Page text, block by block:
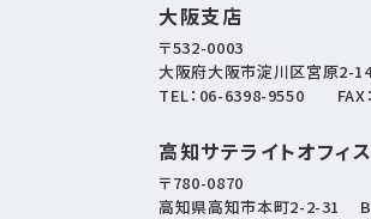
大阪支店
〒532-0003
大阪府大阪市淀川区宮原2-
TEL： 06-6398-9550 FAX
高知サテライトオフィス
〒780-0870
高知県高知市本町2-2-31